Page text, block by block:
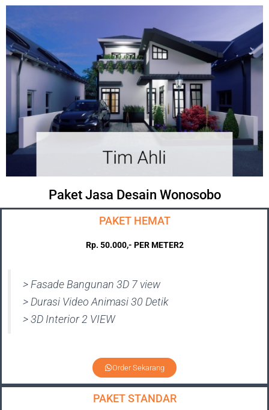
Paket Jasa Desain Wonosobo
PAKET HEMAT
Rp. 50.000,- PER METER2
> Fasade Bangunan 3D 7 view
> Durasi Video Animasi 30 Detik
> 3D Interior 2 VIEW
Order Sekarang
PAKET STANDAR